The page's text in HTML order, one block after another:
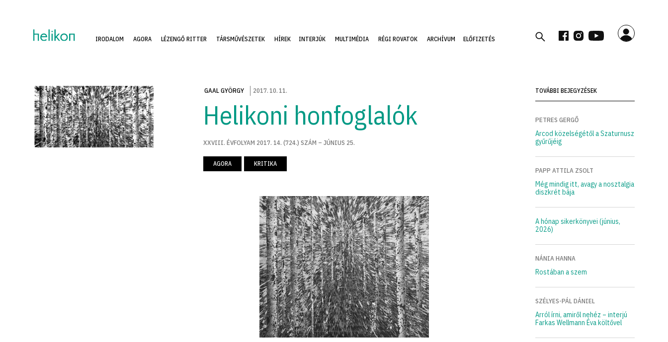
IRODALOM AGORA LÉZENGŐ RITTER TÁRSMŰVÉSZETEK HÍREK INTERJÚK MULTIMÉDIA RÉGI ROVATOK ARCHÍVUM ELŐFIZETÉS
GAAL GYÖRGY 2017. 10. 11.
Helikoni honfoglalók
XXVIII. ÉVFOLYAM 2017. 14. (724.) SZÁM – JÚNIUS 25.
AGORA KRITIKA
TOVÁBBI BEJEGYZÉSEK
PETRES GERGŐ
Arcod közelségétől a Szaturnusz
gyűrűjéig
PAPP ATTILA ZSOLT
Még mindig itt, avagy a nosztalgia
diszkrét bája
A hónap sikerkönyvei (június,
2026)
NÁNIA HANNA
Rostában a szem
SZÉLYES-PÁL DÁNIEL
Arról írni, amiről nehéz – interjú
Farkas Wellmann Éva költővel